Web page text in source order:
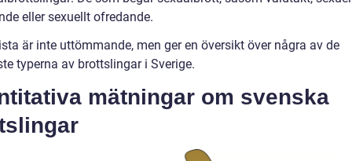
eller sexuellt ofredande.
är inte uttömmande, men ger en översikt över några av de
typerna av brottslingar i Sverige.
mätningar om svenska